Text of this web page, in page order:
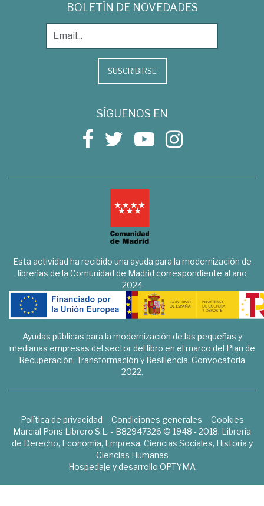
BOLETÍN DE NOVEDADES
SUSCRIBIRSE
SÍGUENOS EN
Esta actividad ha recibido una ayuda para la modernización de
librerías de la Comunidad de Madrid correspondiente al año
2024
Ayudas públicas para la modernización de las pequeñas y
medianas empresas del sector del libro en el marco del Plan de
Recuperación, Transformación y Resiliencia. Convocatoria
2022.
Política de privacidad Condiciones generales
Cookies
Marcial Pons Librero S.L. - B82947326 © 1948 - 2018. Librería
de Derecho, Economía, Empresa, Ciencias Sociales, Historia y
Ciencias Humanas
Hospedaje y desarrollo OPTYMA